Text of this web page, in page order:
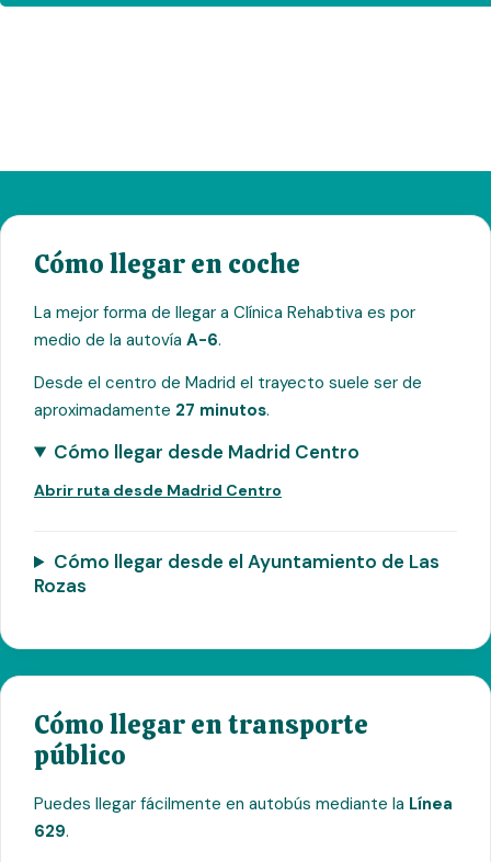
Cómo llegar en coche
La mejor forma de llegar a Clínica Rehabtiva es por
medio de la autovía A-6.
Desde el centro de Madrid el trayecto suele ser de
aproximadamente 27 minutos.
Cómo llegar desde Madrid Centro
Abrir ruta desde Madrid Centro
Cómo llegar desde el Ayuntamiento de Las
Rozas
Cómo llegar en transporte
público
Puedes llegar fácilmente en autobús mediante la Línea
629.